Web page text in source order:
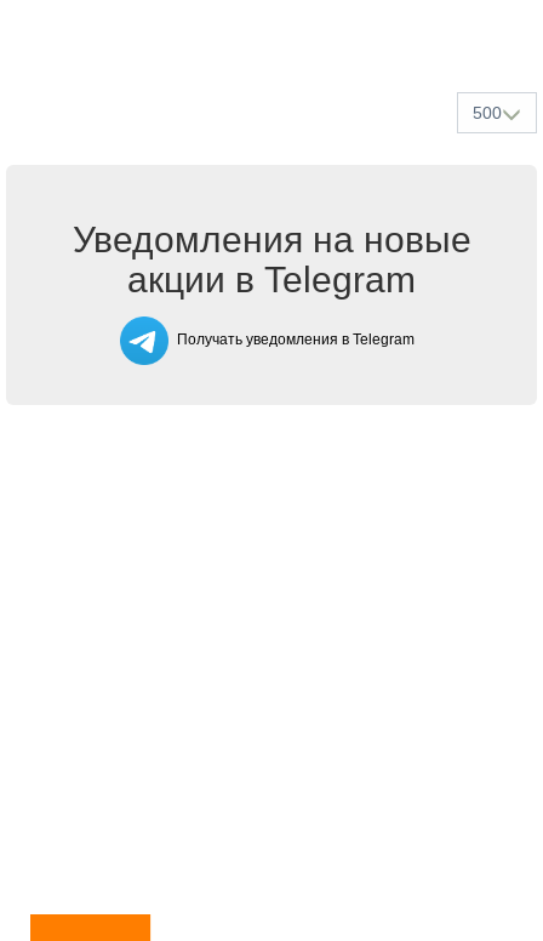
500
Уведомления на новые
акции в Telegram
Получать уведомления в Telegram